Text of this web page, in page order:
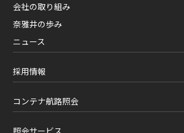
会社の取り組み
奈雅井の歩み
ニュース
採用情報
コンテナ航路照会